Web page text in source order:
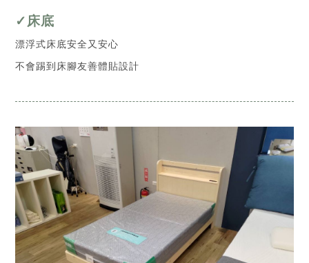
✓床底
漂浮式床底安全又安心
不會踢到床腳友善體貼設計